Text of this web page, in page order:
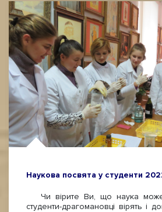
Наукова посвята у студенти
Чи вірите Ви, що наука може
студенти-драгомановці вірять і